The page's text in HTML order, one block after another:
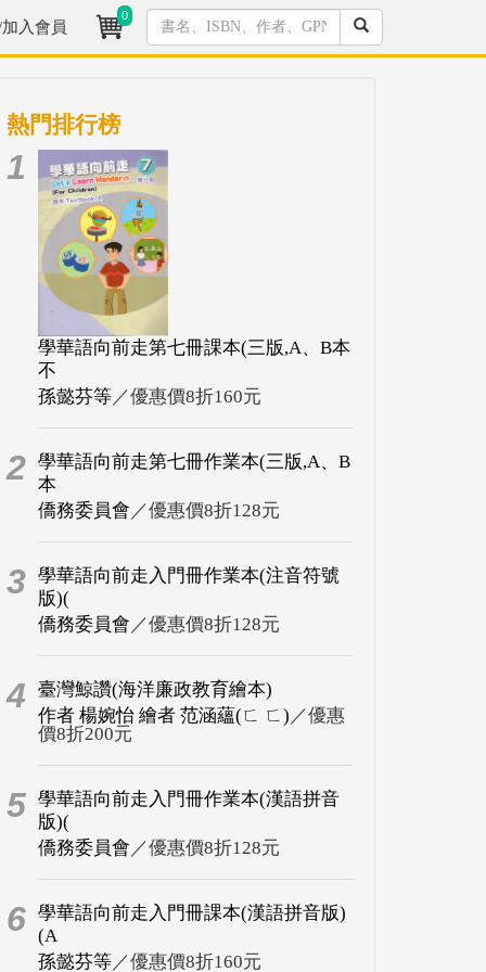
入會員
0
熱門排行榜
1
學華語向前走第七冊課本(三版,A、B本
不
孫懿芬等／優惠價8折160元
2 學華語向前走第七冊作業本(三版,A、B
本
僑務委員會 ／優惠價8折128元
3 學華語向前走入門冊作業本(注音符號
版)(
僑務委員會 ／優惠價8折128元
4
臺灣鯨讚(海洋廉政教育繪本)
作者 楊婉怡 繪者 范涵蘊(ㄈ ㄈ) ／優惠
價8折200元
5 學華語向前走入門冊作業本(漢語拼音
版)(
僑務委員會 ／優惠價8折128元
6 學華語向前走入門冊課本(漢語拼音版)
(A
孫懿芬等／優惠價8折160元